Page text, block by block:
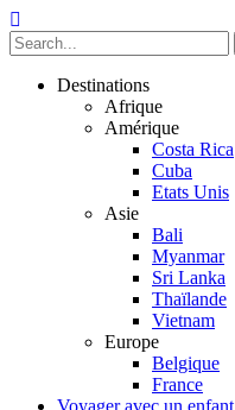
Destinations
Afrique
Amérique
Costa Rica
Cuba
Etats Unis
Asie
Bali
Myanmar
Sri Lanka
Thaïlande
Vietnam
Europe
Belgique
France
Voyager avec un enfant